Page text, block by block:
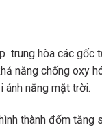
trung hòa các
năng chống oxy
ánh nắng mặt trời.
thành đốm